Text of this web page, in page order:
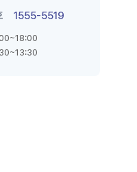
1555-5519